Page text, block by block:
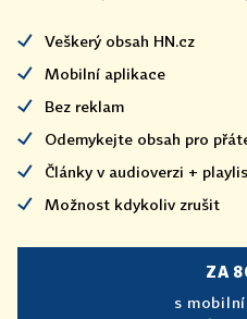
Veškerý obsah HN.cz
Mobilní aplikace
Bez reklam
Odemykejte obsah pro
Články v audioverzi +
Možnost kdykoliv zrušit
ZA
s